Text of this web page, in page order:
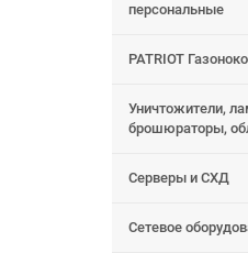
персональные
PATRIOT
Уничтожители,
брошюраторы,
Серверы и СХД
Сетевое